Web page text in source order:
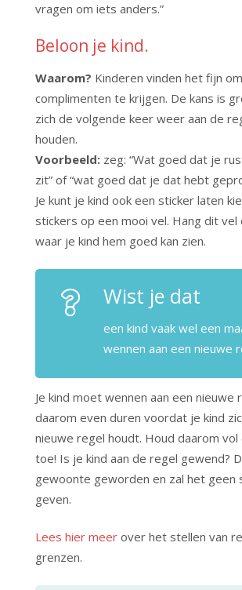
vragen om iets anders.”
Beloon je kind.
Waarom? Kinderen vinden het fijn om
complimenten te krijgen. De kans is
zich de volgende keer weer aan de
houden.
Voorbeeld: zeg: “Wat goed dat je
zit” of “wat goed dat je dat hebt
Je kunt je kind ook een sticker laten
stickers op een mooi vel. Hang dit vel
waar je kind hem goed kan zien.
Wist je dat
een kind vaak wel een
wennen aan een nieuwe
Je kind moet wennen aan een nieuwe
daarom even duren voordat je kind
nieuwe regel houdt. Houd daarom
toe! Is je kind aan de regel gewend?
gewoonte geworden en zal het geen
geven.
Lees hier meer over het stellen van
grenzen.